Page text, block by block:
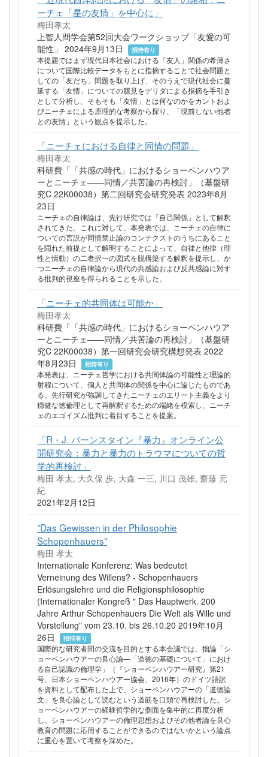
ーチェ「星の友情」を中心に」
梅田孝太
上智人間学会第52回大会ワークショップ「友愛の可
能性」 2024年9月13日
招待有り
本提題ではまず現代日本社会における「友人」関係の希薄さ
について国際比較データをもとに指摘することで社会問題と
しての「友だち」問題を取り上げ、そのうえで現代社会に蔓
延する「友情」についての臆見をデリダによる指摘を手引き
として分析し、そもそも「友情」とは何なのかをカントおよ
びニーチェによる原理的な考察から探り、「現前しない他者
との友情」という観点を提示した。
「ニーチェにおける自律と同情の問題」
梅田孝太
科研費「「共感の時代」におけるショーペンハウア
ーとニーチェ――同情／共苦論の再検討」（基盤研
究C 22K00038）第二回研究会研究発表 2023年8月
23日
ニーチェの自律論は、先行研究では「自己関係」として解釈
されてきた。これに対して、本発表では、ニーチェの自律に
ついての言説が同情禁止論のコンテクストのうちにあること
を隠れた前提として解明することによって、自律と他律（理
性と情動）の二者択一の図式を脱構築する解釈を提示し、か
つニーチェの自律論から現代の共感論および反共感論に対す
る批判的視座を得られることを示した。
「ニーチェ的共同体は可能か」
梅田孝太
科研費「「共感の時代」におけるショーペンハウア
ーとニーチェ――同情／共苦論の再検討」（基盤研
究C 22K00038）第一回研究会研究構想発表 2022
年8月23日
招待有り
本発表は、ニーチェ哲学における共同体論の可能性と理論的
射程について、個人と共同体の関係を中心に論じたものであ
る。先行研究が強調してきたニーチェのエリート主義をより
穏健な徳倫理として再解釈するための端緒を模索し、ニーチ
ェのエゴイズム批判に着目することを提案。
「R・J. バーンスタイン『暴力』オンライン公
開研究会：暴力と暴力のトラウマについての哲
学的再検討」
梅田 孝太, 大久保 歩, 大森 一三, 川口 茂雄, 齋藤 元
紀
2021年2月12日
"Das Gewissen in der Philosophie
Schopenhauers"
梅田 孝太
Internationale Konferenz: Was bedeutet
Verneinung des Willens? - Schopenhauers
Erlösungslehre und die Religionsphilosophie
(Internationaler Kongreß " Das Hauptwerk. 200
Jahre Arthur Schopenhauers Die Welt als Wille und
Vorstellung" vom 23.10. bis 26.10.20 2019年10月
26日
招待有り
国際的な研究者間の交流を目的とする本会議では、拙論「シ
ョーペンハウアーの良心論―「道徳の基礎について」におけ
る自己認識の倫理学」（『ショーペンハウアー研究』第21
号、日本ショーペンハウアー協会、2016年）のドイツ語訳
を資料として配布した上で、ショーペンハウアーの「道徳論
文」を良心論として読むという道筋を口頭で再検討した。シ
ョーペンハウアーの経験哲学的な側面を集中的に再度分析
し、ショーペンハウアーの倫理思想およびその他者論を良心
教育の問題に応用することができるのではないかという論点
に重心を置いて考察を深めた。